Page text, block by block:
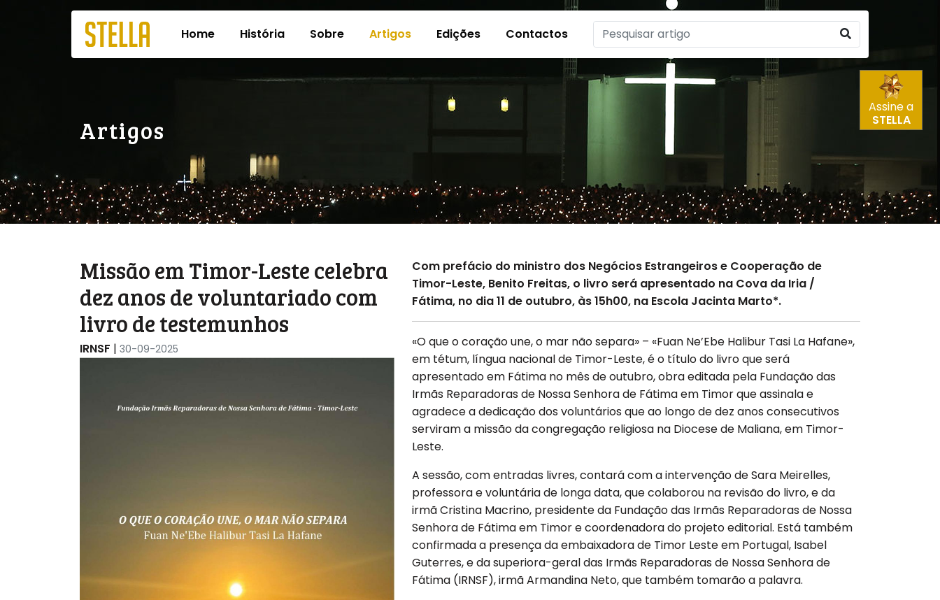
Home História Sobre Artigos Edições Contactos
Assine a
STELLA
Artigos
Missão em Timor-Leste celebra
dez anos de voluntariado com
livro de testemunhos
IRNSF | 30-09-2025
Com prefácio do ministro dos Negócios Estrangeiros e Cooperação de
Timor-Leste, Benito Freitas, o livro será apresentado na Cova da Iria /
Fátima, no dia 11 de outubro, às 15h00, na Escola Jacinta Marto*.
«O que o coração une, o mar não separa» – «Fuan Ne’Ebe Halibur Tasi La Hafane»,
em tétum, língua nacional de Timor-Leste, é o título do livro que será
apresentado em Fátima no mês de outubro, obra editada pela Fundação das
Irmãs Reparadoras de Nossa Senhora de Fátima em Timor que assinala e
agradece a dedicação dos voluntários que ao longo de dez anos consecutivos
serviram a missão da congregação religiosa na Diocese de Maliana, em Timor-
Leste.
A sessão, com entradas livres, contará com a intervenção de Sara Meirelles,
professora e voluntária de longa data, que colaborou na revisão do livro, e da
irmã Cristina Macrino, presidente da Fundação das Irmãs Reparadoras de Nossa
Senhora de Fátima em Timor e coordenadora do projeto editorial. Está também
confirmada a presença da embaixadora de Timor Leste em Portugal, Isabel
Guterres, e da superiora-geral das Irmãs Reparadoras de Nossa Senhora de
Fátima (IRNSF), irmã Armandina Neto, que também tomarão a palavra.